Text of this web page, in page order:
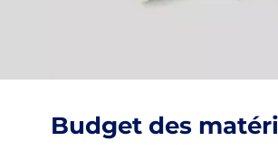
Budget des